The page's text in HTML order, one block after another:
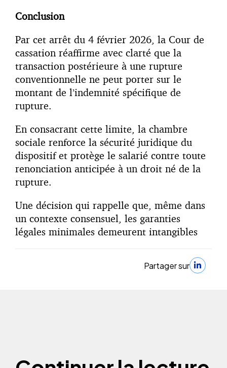
Conclusion
Par cet arrêt du 4 février 2026, la Cour de
cassation réaffirme avec clarté que la
transaction postérieure à une rupture
conventionnelle ne peut porter sur le
montant de l’indemnité spécifique de
rupture.
En consacrant cette limite, la chambre
sociale renforce la sécurité juridique du
dispositif et protège le salarié contre toute
renonciation anticipée à un droit né de la
rupture.
Une décision qui rappelle que, même dans
un contexte consensuel, les garanties
légales minimales demeurent intangibles
Partager sur